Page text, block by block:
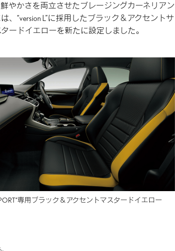
やかさを両立させたブレージングカーネリアン
“version L”に採用したブラック＆アクセントサ
ードイエローを新たに設定しました。
専用ブラック＆アクセントマスタードイエロー